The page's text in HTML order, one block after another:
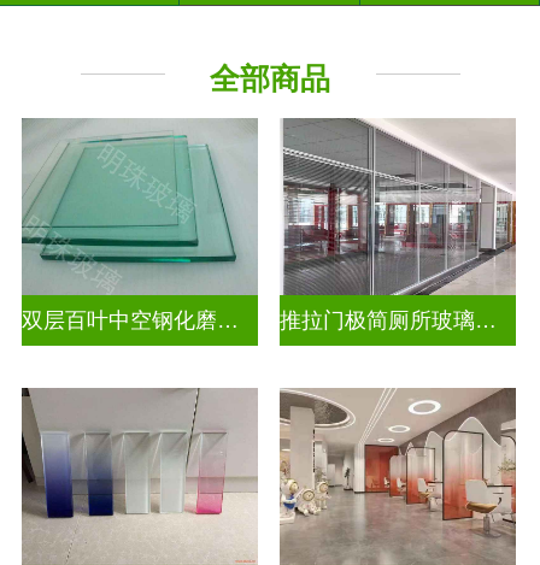
全部商品
双层百叶中空钢化磨砂玄关隔断 推拉门极简厕所玻璃移门隔断墙